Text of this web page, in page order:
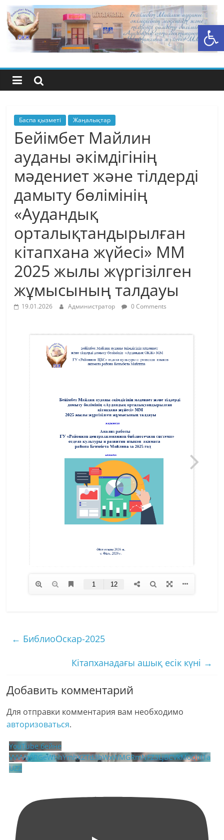
Open toolbar
Skip
to
content
Бейімбет
Майлин
ауданының
орталық
кітапхана
жүйесі
Баспа қызметі Жаңалықтар
Бейімбет Майлин
ауданы әкімдігінің
мәдениет және тілдерді
дамыту бөлімінің
«Аудандық
орталықтандырылған
кітапхана жүйесі» ММ
2025 жылы жүргізілген
жұмысының талдауы
19.01.2026 Администратор 0 Comments
← БиблиоОскар-2025
Кітапханадағы ашық есік күні →
Добавить комментарий
Для отправки комментария вам необходимо
авторизоваться.
YouTube бейне
VVVVb0RGeWhhYmhXZTd3bWxWMGRmNFZ3LjBCVkM0Q0I1a
UZZ